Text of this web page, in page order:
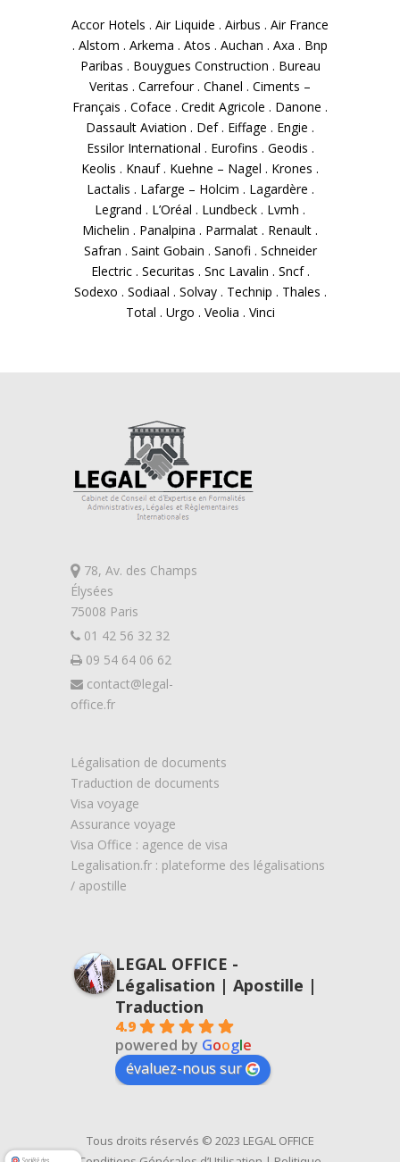
Accor Hotels . Air Liquide . Airbus . Air France
. Alstom . Arkema . Atos . Auchan . Axa . Bnp
Paribas . Bouygues Construction . Bureau
Veritas . Carrefour . Chanel . Ciments –
Français . Coface . Credit Agricole . Danone .
Dassault Aviation . Def . Eiffage . Engie .
Essilor International . Eurofins . Geodis .
Keolis . Knauf . Kuehne – Nagel . Krones .
Lactalis . Lafarge – Holcim . Lagardère .
Legrand . L’Oréal . Lundbeck . Lvmh .
Michelin . Panalpina . Parmalat . Renault .
Safran . Saint Gobain . Sanofi . Schneider
Electric . Securitas . Snc Lavalin . Sncf .
Sodexo . Sodiaal . Solvay . Technip . Thales .
Total . Urgo . Veolia . Vinci
78, Av. des Champs
Élysées
75008 Paris
01 42 56 32 32
09 54 64 06 62
contact@legal-
office.fr
Légalisation de documents
Traduction de documents
Visa voyage
Assurance voyage
Visa Office : agence de visa
Legalisation.fr : plateforme des légalisations
/ apostille
LEGAL OFFICE -
Légalisation | Apostille |
Traduction
4.9
powered by Google
évaluez-nous sur
Tous droits réservés © 2023 LEGAL OFFICE